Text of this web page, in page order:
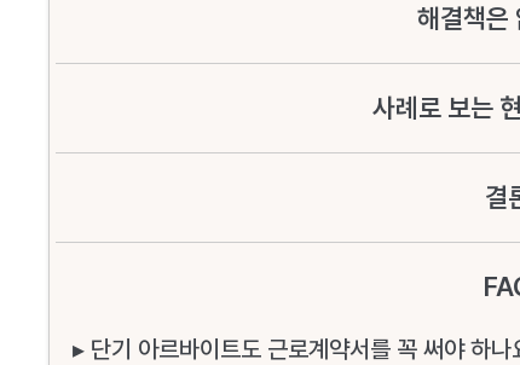
해결책은
사례로 보는
결
▸ 단기 아르바이트도 근로계약서를 꼭 써야 하나